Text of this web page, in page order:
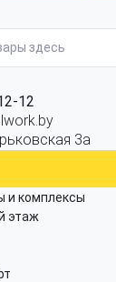
12
3а
и комплексы
этаж